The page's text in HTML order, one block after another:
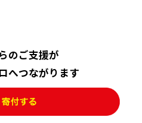
のご支援が
へつながります